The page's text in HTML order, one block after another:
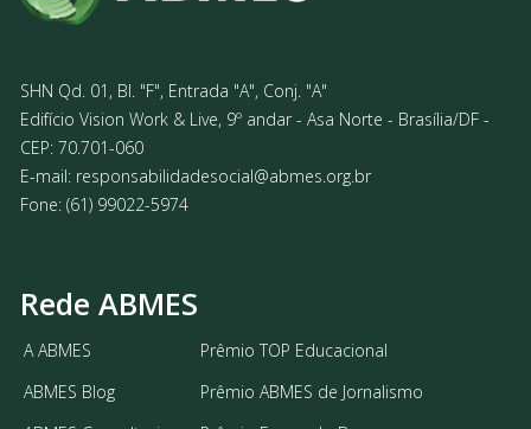
SHN Qd. 01, Bl. "F", Entrada "A", Conj. "A"
Edifício Vision Work & Live, 9º andar - Asa Norte - Brasília/DF -
CEP: 70.701-060
E-mail: responsabilidadesocial@abmes.org.br
Fone: (61) 99022-5974
Rede ABMES
A ABMES
Prêmio TOP Educacional
ABMES Blog
Prêmio ABMES de Jornalismo